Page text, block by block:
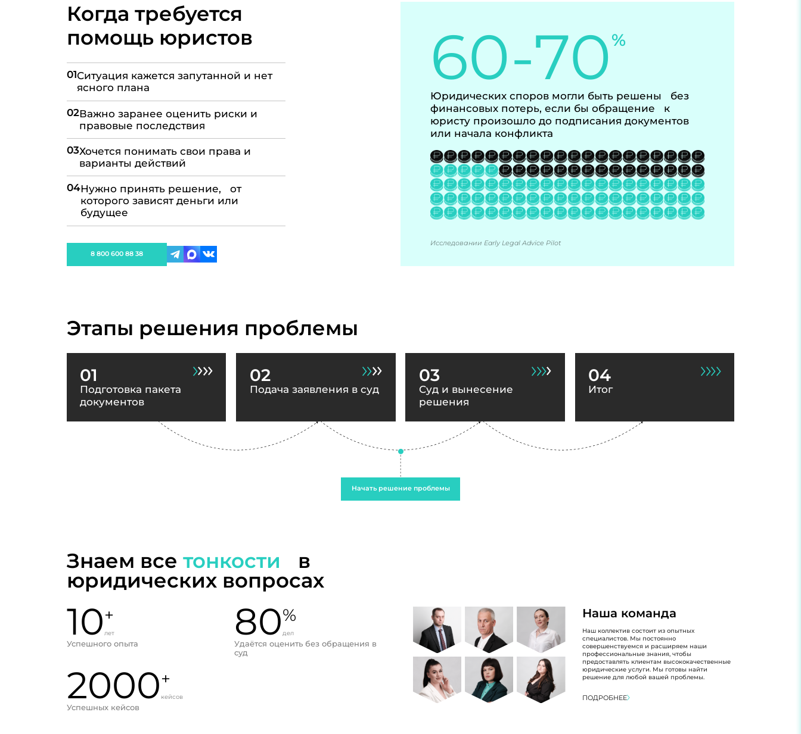
Когда требуется
помощь юристов
01Ситуация кажется запутанной и нет
ясного плана
02Важно заранее оценить риски и
правовые последствия
03Хочется понимать свои права и
варианты действий
04Нужно принять решение, от
которого зависят деньги или
будущее
8 800 600 88 38
60-70%
Юридических споров могли быть решены без
финансовых потерь, если бы обращение к
юристу произошло до подписания документов
или начала конфликта
Исследовании Early Legal Advice Pilot
Этапы решения проблемы
01
Подготовка пакета
документов
02
Подача заявления в суд
03
Суд и вынесение
решения
04
Итог
Начать решение проблемы
Знаем все тонкости в
юридических вопросах
10+
лет
Успешного опыта
80%
дел
Удаётся оценить без обращения в
суд
2000+
кейсов
Успешных кейсов
Наша команда
Наш коллектив состоит из опытных
специалистов. Мы постоянно
совершенствуемся и расширяем наши
профессиональные знания, чтобы
предоставлять клиентам высококачественные
юридические услуги. Мы готовы найти
решение для любой вашей проблемы.
ПОДРОБНЕЕ